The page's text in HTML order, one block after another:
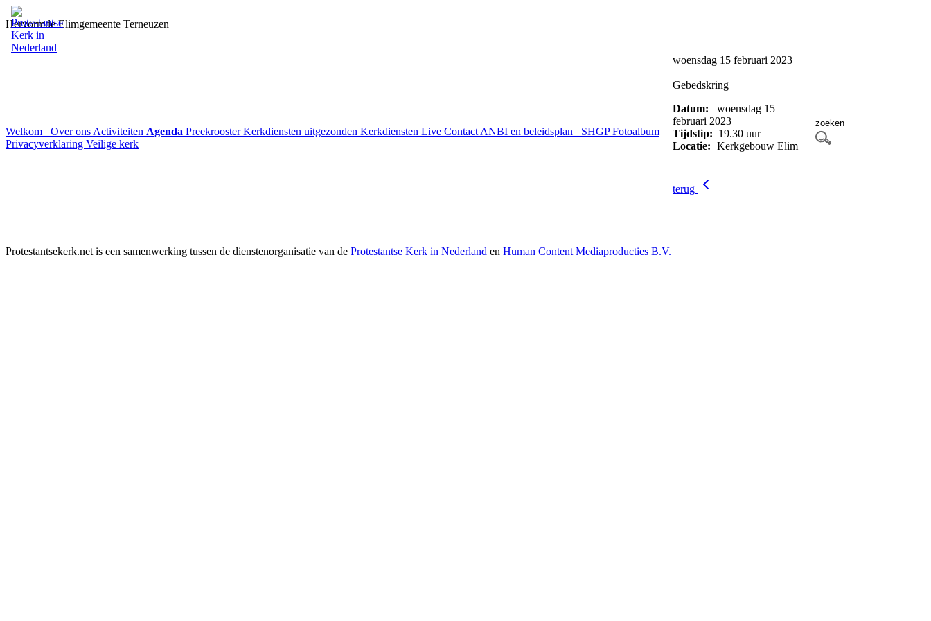
Hervormde Elimgemeente Terneuzen
Welkom Over ons Activiteiten Agenda PreekroosterKerkdiensten uitgezonden Kerkdiensten Live Contact ANBI en beleidsplan SHGPFotoalbum
Privacyverklaring Veilige kerk
woensdag 15 februari 2023
Gebedskring
Datum:
woensdag 15
februari 2023
Tijdstip: 19.30 uur
Locatie: Kerkgebouw Elim
terug
Protestantsekerk.net is een samenwerking tussen de dienstenorganisatie van de Protestantse Kerk in Nederland en Human Content Mediaproducties B.V.